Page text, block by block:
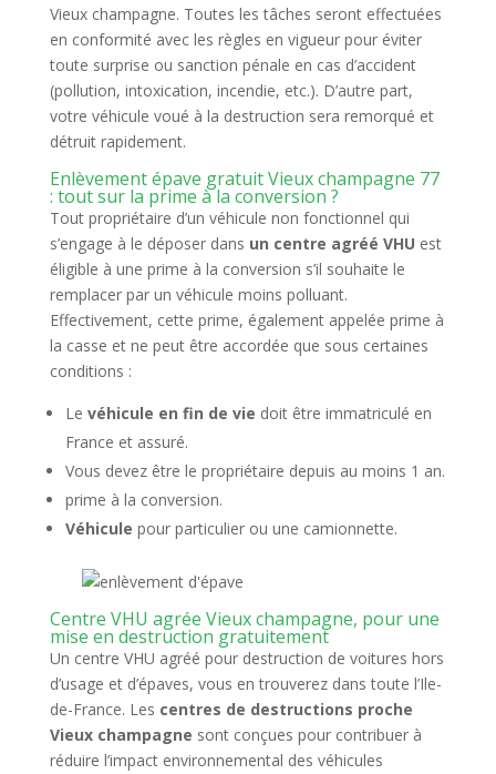
Vieux champagne. Toutes les tâches seront effectuées
en conformité avec les règles en vigueur pour éviter
toute surprise ou sanction pénale en cas d’accident
(pollution, intoxication, incendie, etc.). D’autre part,
votre véhicule voué à la destruction sera remorqué et
détruit rapidement.
Enlèvement épave gratuit Vieux champagne 77
: tout sur la prime à la conversion ?
Tout propriétaire d’un véhicule non fonctionnel qui
s’engage à le déposer dans un centre agréé VHU est
éligible à une prime à la conversion s’il souhaite le
remplacer par un véhicule moins polluant.
Effectivement, cette prime, également appelée prime à
la casse et ne peut être accordée que sous certaines
conditions :
Le véhicule en fin de vie doit être immatriculé en
France et assuré.
Vous devez être le propriétaire depuis au moins 1 an.
prime à la conversion.
Véhicule pour particulier ou une camionnette.
Centre VHU agrée Vieux champagne, pour une
mise en destruction gratuitement
Un centre VHU agréé pour destruction de voitures hors
d’usage et d’épaves, vous en trouverez dans toute l’Ile-
de-France. Les centres de destructions proche
Vieux champagne sont conçues pour contribuer à
réduire l’impact environnemental des véhicules